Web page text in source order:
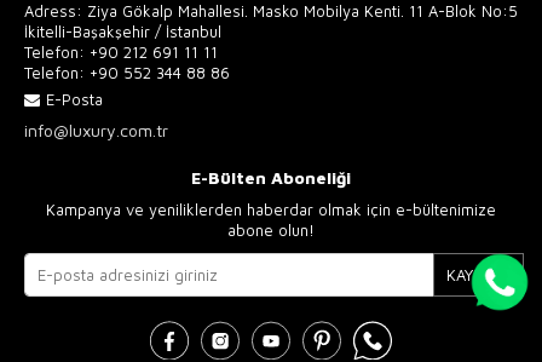
Adress: Ziya Gökalp Mahallesi. Masko Mobilya Kenti. 11 A-Blok No:5
İkitelli-Başakşehir / İstanbul
Telefon: +90 212 691 11 11
Telefon: +90 552 344 88 86
E-Posta
info@luxury.com.tr
E-Bülten Aboneliği
Kampanya ve yeniliklerden haberdar olmak için e-bültenimize
abone olun!
KAYIT OL